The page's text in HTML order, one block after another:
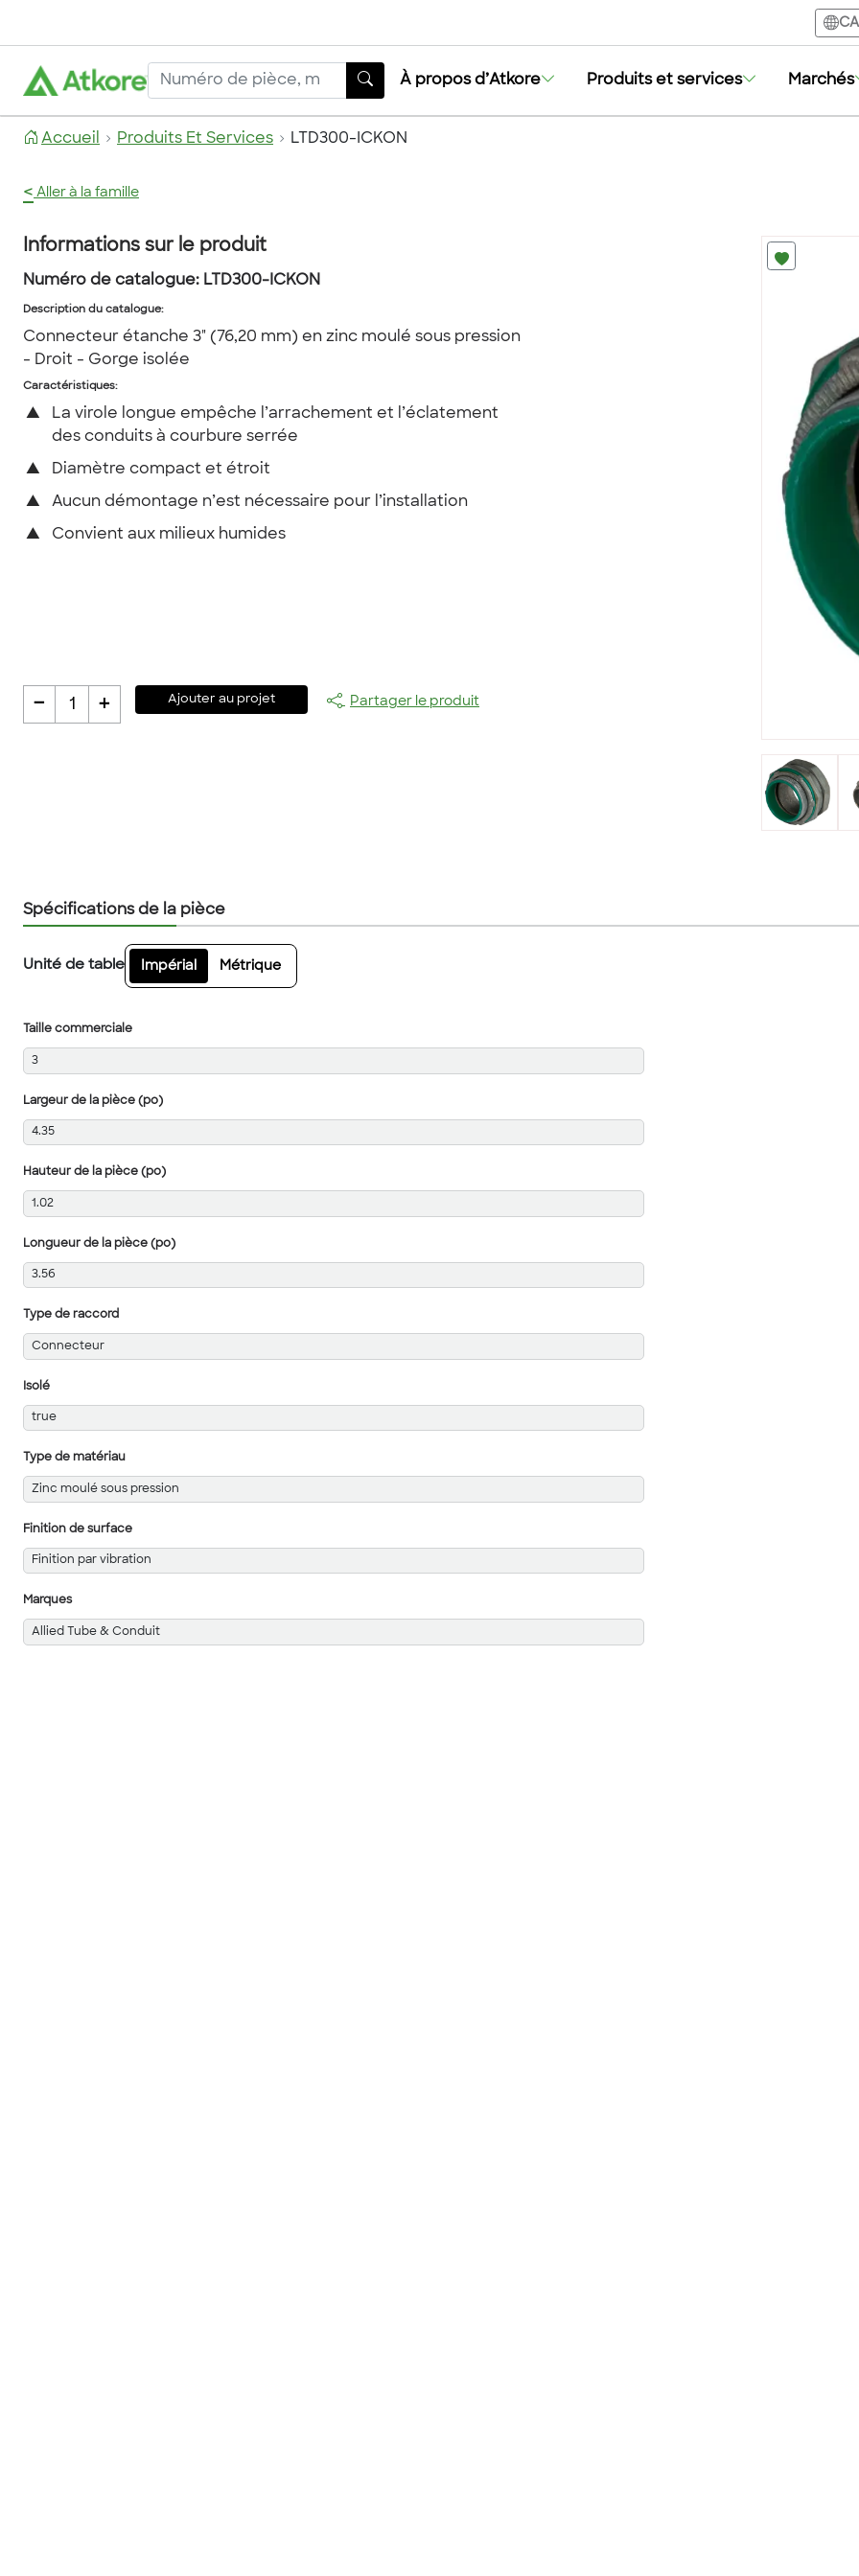
CA
À propos d’Atkore Produits et services Marchés
Accueil Produits Et Services LTD300-ICKON
< Aller à la famille
Informations sur le produit
Numéro de catalogue: LTD300-ICKON
Description du catalogue:
Connecteur étanche 3" (76,20 mm) en zinc moulé sous pression
- Droit - Gorge isolée
Caractéristiques:
▲
La virole longue empêche l’arrachement et l’éclatement
des conduits à courbure serrée
▲ Diamètre compact et étroit
▲ Aucun démontage n’est nécessaire pour l’installation
▲ Convient aux milieux humides
- 1 + Ajouter au projet Partager le produit
Spécifications de la pièce
Unité de table Impérial Métrique
Taille commerciale
3
Largeur de la pièce (po)
4.35
Hauteur de la pièce (po)
1.02
Longueur de la pièce (po)
3.56
Type de raccord
Connecteur
Isolé
true
Type de matériau
Zinc moulé sous pression
Finition de surface
Finition par vibration
Marques
Allied Tube & Conduit